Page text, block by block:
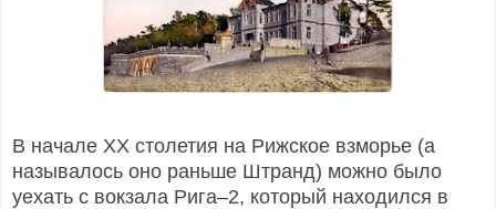
В начале ХХ столетия на Рижское взморье (а
называлось оно раньше Штранд) можно было
уехать с вокзала Рига–2, который находился в